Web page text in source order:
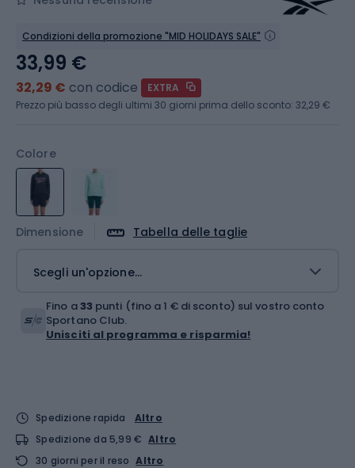
Condizioni della promozione "MID HOLIDAYS SALE"
Colore
Dimensione Tabella delle taglie
Scegli un'opzione...
33,99 €
32,29 € con codice
EXTRA
Prezzo più basso degli ultimi 30 giorni prima dello sconto: 32,29 €
Fino a33 punti (fino a 1 € di sconto) sul vostro conto
Sportano Club.
Unisciti al programma e risparmia!
Spedizione rapida
Altro
Spedizione da 5,99 € Altro
30 giorni per il reso Altro